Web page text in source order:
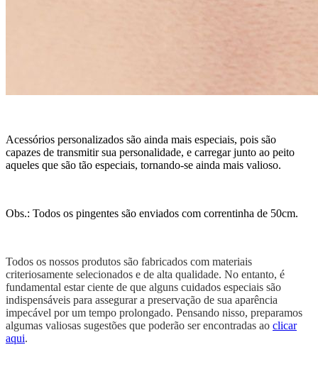
Acessórios personalizados são ainda mais especiais, pois são
capazes de transmitir sua personalidade, e carregar junto ao peito
aqueles que são tão especiais, tornando-se ainda mais valioso.
Obs.: Todos os pingentes são enviados com correntinha de 50cm.
Todos os nossos produtos são fabricados com materiais
criteriosamente selecionados e de alta qualidade. No entanto, é
fundamental estar ciente de que alguns cuidados especiais são
indispensáveis para assegurar a preservação de sua aparência
impecável por um tempo prolongado. Pensando nisso, preparamos
algumas valiosas sugestões que poderão ser encontradas ao clicar
aqui.